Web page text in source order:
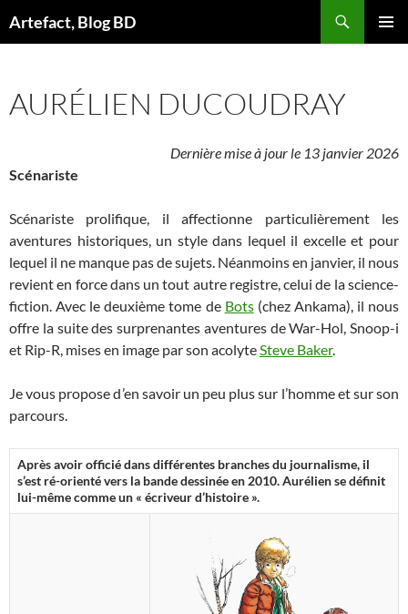
auArtefact, Blog BD
AURÉLIEN DUCOUDRAY
Dernière mise à jour le 13 janvier 2026
Scénariste
Scénariste prolifique, il affectionne particulièrement les
aventures historiques, un style dans lequel il excelle et pour
lequel il ne manque pas de sujets. Néanmoins en janvier, il nous
revient en force dans un tout autre registre, celui de la science-
fiction. Avec le deuxième tome de Bots(chez Ankama), il nous
offre la suite des surprenantes aventures de War-Hol, Snoop-i
et Rip-R, mises en image par son acolyteSteve Baker.
Je vous propose d’en savoir un peu plus sur l’homme et sur son
parcours.
Après avoir officié dans différentes branches du journalisme, il
s’est ré-orienté vers la bande dessinée en 2010. Aurélien se définit
lui-même comme un « écriveur d’histoire ».